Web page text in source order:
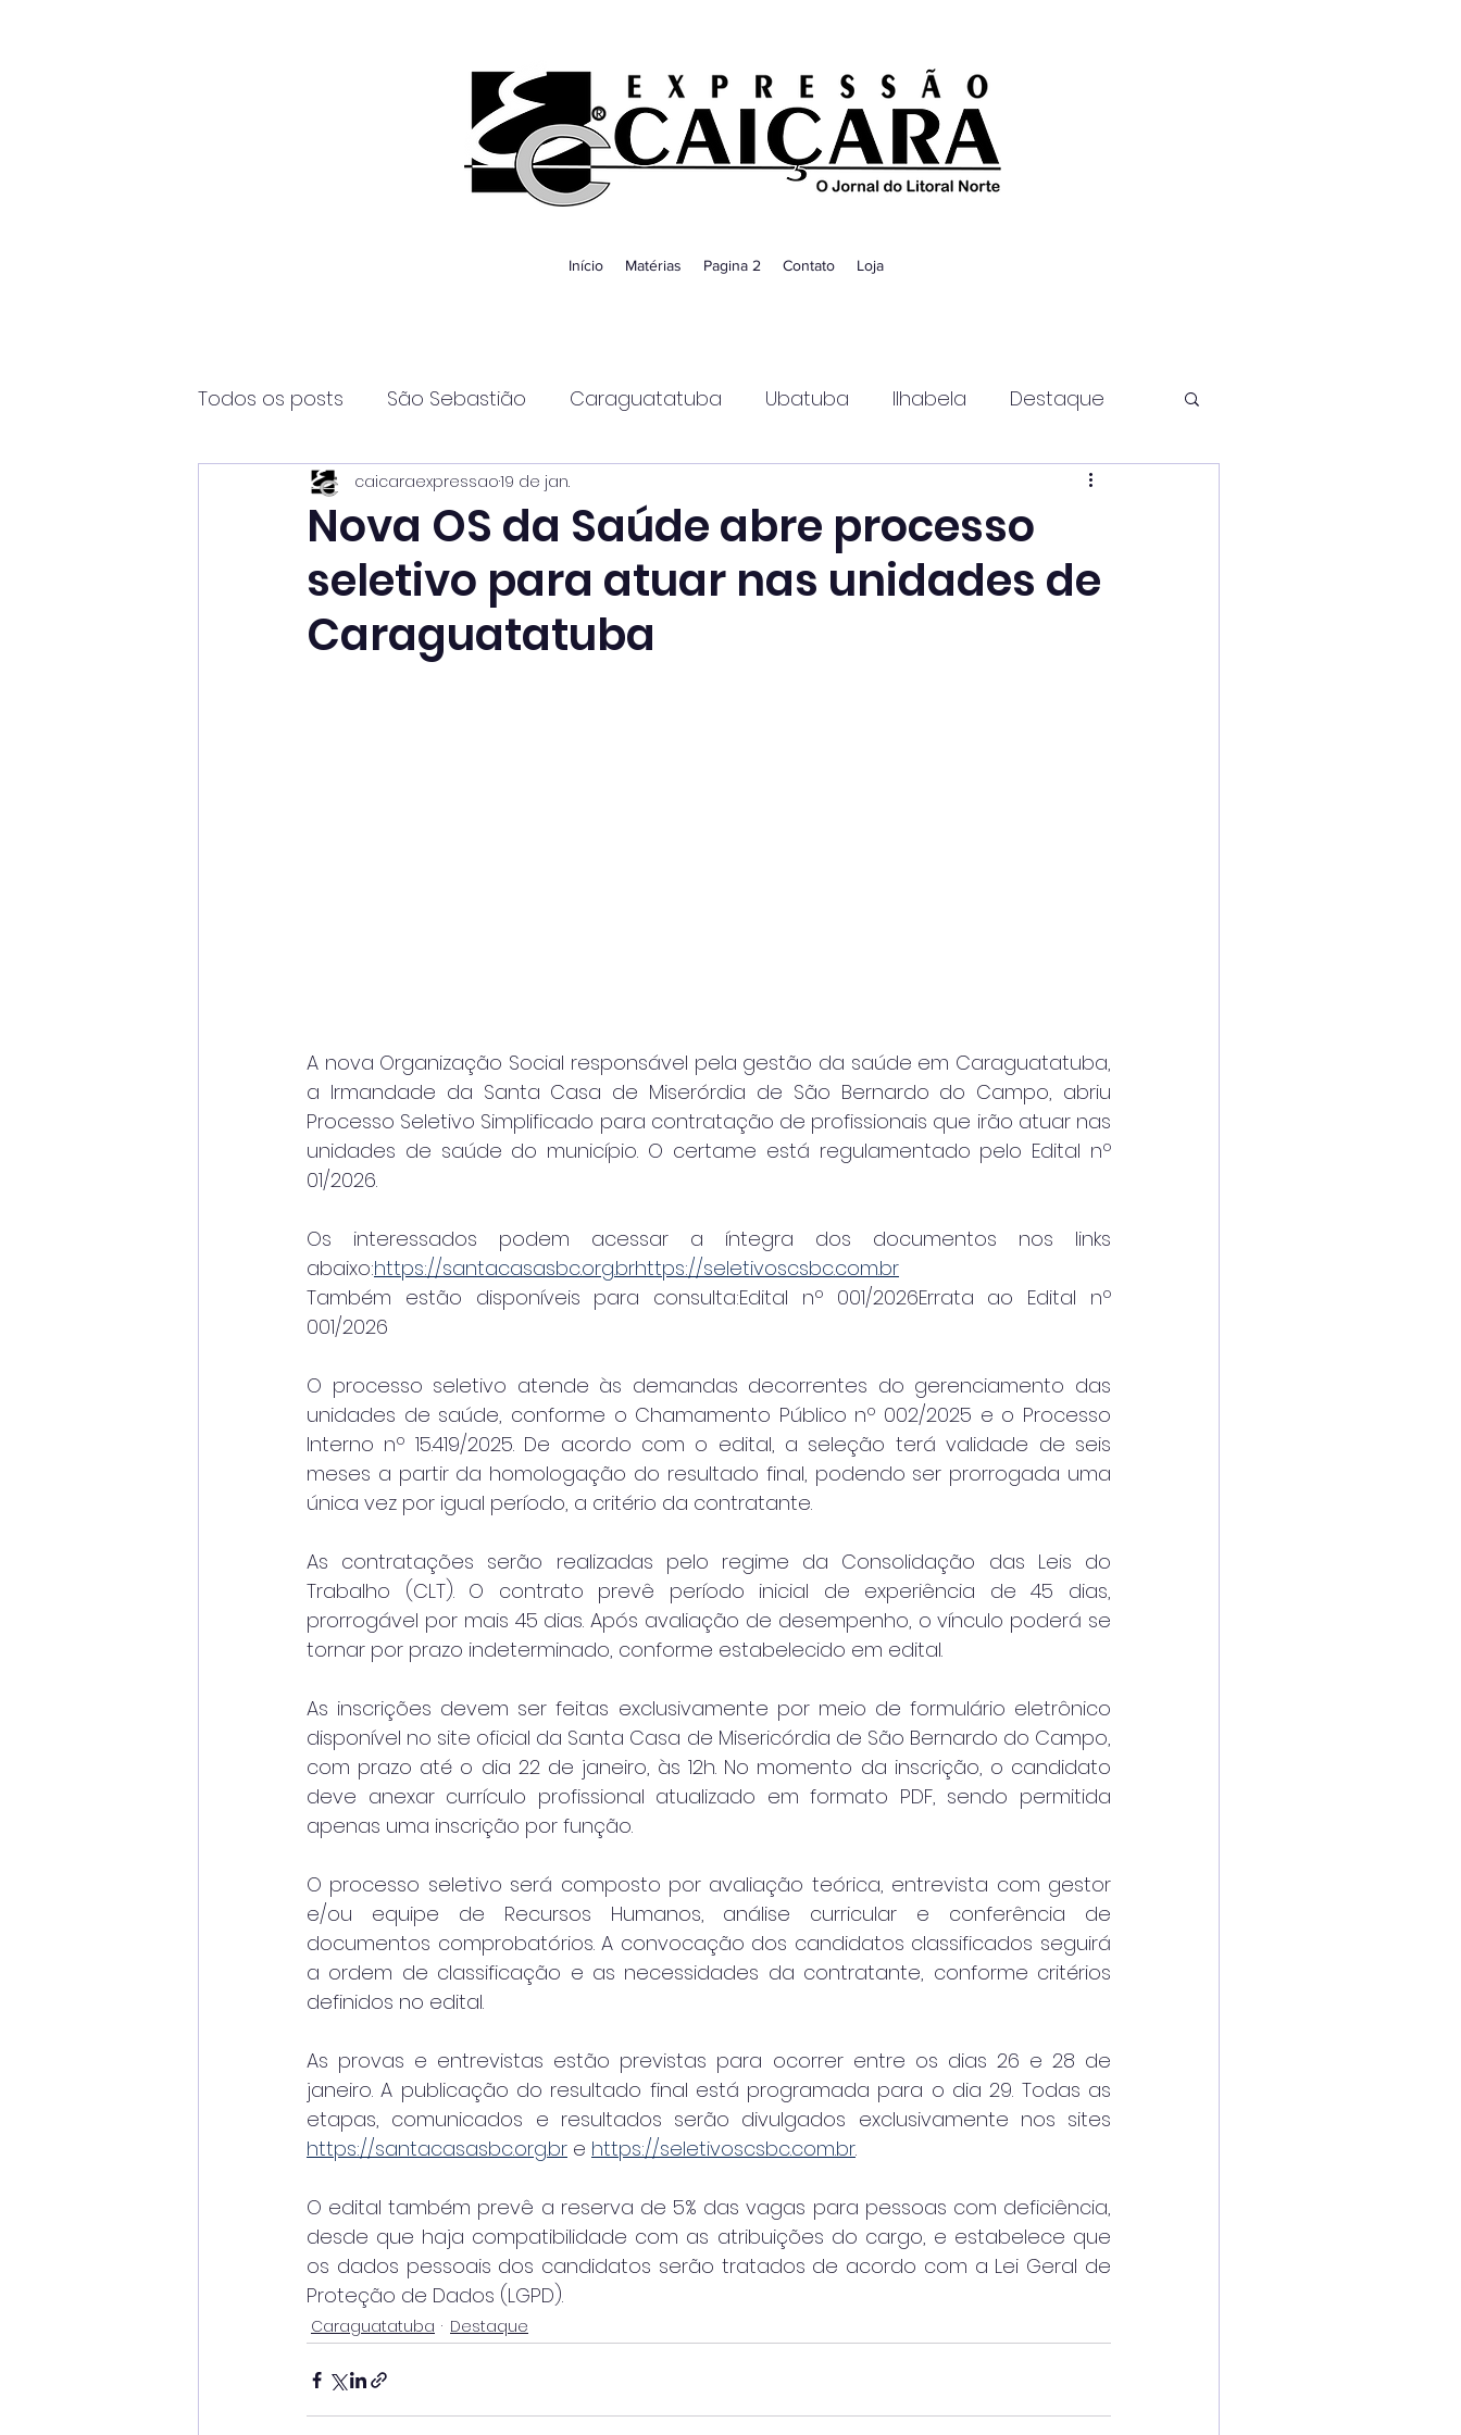
Início Matérias Pagina 2 Contato Loja
Todos os posts São Sebastião Caraguatatuba Ubatuba Ilhabela Destaque
Página2 Itanhaém Guaratinguetá
Nova OS da Saúde abre processo
seletivo para atuar nas unidades de
Caraguatatuba
caicaraexpressao19 de jan.
A nova Organização Social responsável pela gestão da saúde em Caraguatatuba,
a Irmandade da Santa Casa de Miserórdia de São Bernardo do Campo, abriu
Processo Seletivo Simplificado para contratação de profissionais que irão atuar nas
unidades de saúde do município. O certame está regulamentado pelo Edital nº
01/2026.
Os interessados podem acessar a íntegra dos documentos nos links
abaixo:https://santacasasbc.org.brhttps://seletivoscsbc.com.br
Também estão disponíveis para consulta:Edital nº 001/2026Errata ao Edital nº
001/2026
O processo seletivo atende às demandas decorrentes do gerenciamento das
unidades de saúde, conforme o Chamamento Público nº 002/2025 e o Processo
Interno nº 15.419/2025. De acordo com o edital, a seleção terá validade de seis
meses a partir da homologação do resultado final, podendo ser prorrogada uma
única vez por igual período, a critério da contratante.
As contratações serão realizadas pelo regime da Consolidação das Leis do
Trabalho (CLT). O contrato prevê período inicial de experiência de 45 dias,
prorrogável por mais 45 dias. Após avaliação de desempenho, o vínculo poderá se
tornar por prazo indeterminado, conforme estabelecido em edital.
As inscrições devem ser feitas exclusivamente por meio de formulário eletrônico
disponível no site oficial da Santa Casa de Misericórdia de São Bernardo do Campo,
com prazo até o dia 22 de janeiro, às 12h. No momento da inscrição, o candidato
deve anexar currículo profissional atualizado em formato PDF, sendo permitida
apenas uma inscrição por função.
O processo seletivo será composto por avaliação teórica, entrevista com gestor
e/ou equipe de Recursos Humanos, análise curricular e conferência de
documentos comprobatórios. A convocação dos candidatos classificados seguirá
a ordem de classificação e as necessidades da contratante, conforme critérios
definidos no edital.
As provas e entrevistas estão previstas para ocorrer entre os dias 26 e 28 de
janeiro. A publicação do resultado final está programada para o dia 29. Todas as
https://santacasasbc.org.br e https://seletivoscsbc.com.br.
O edital também prevê a reserva de 5% das vagas para pessoas com deficiência,
desde que haja compatibilidade com as atribuições do cargo, e estabelece que
os dados pessoais dos candidatos serão tratados de acordo com a Lei Geral de
Proteção de Dados (LGPD).
Caraguatatuba Destaque